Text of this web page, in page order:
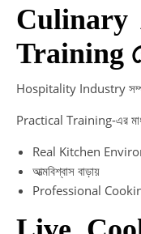
Culinary
Training
Hospitality Industry
Practical Training-এর
Real Kitchen
আত্মবিশ্বাস বাড়ায়
Professional